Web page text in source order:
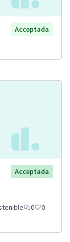
Acceptada
Acceptada
0
0